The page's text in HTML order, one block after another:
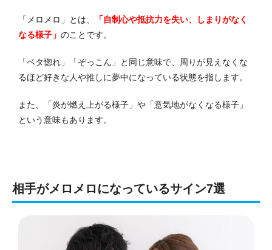
「メロメロ」とは、
「自制心や抵抗力を失い、しまりがなく
なる様子」 のことです。
「ベタ惚れ」「ぞっこん」と同じ意味で、周りが見えなくな
るほど好きな人や推しに夢中になっている状態を指します。
また、「炎が燃え上がる様子」や「意気地がなくなる様子」
という意味もあります。
相手がメロメロになっているサイン7選